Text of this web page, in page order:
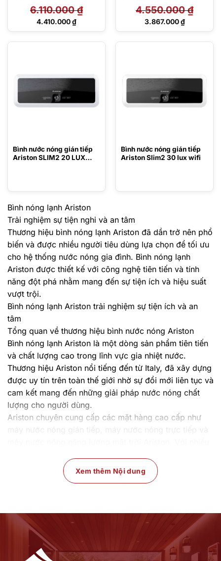
6.110.000₫
Giá
6.110.000 ₫.
4.410.000₫
Giá
4.550.000₫
Giá
4.550.000 ₫.
3.867.000₫
Giá
Bình nước nóng gián tiếp
Ariston SLIM2 20 LUX
Bình nước nóng gián tiếp
Ariston Slim2 30 lux wifi
Bình nóng lạnh Ariston
Trải nghiệm sự tiện nghi và an tâm
Thương hiệu bình nóng lạnh Ariston đã dần trở nên phổ
biến và được nhiều người tiêu dùng lựa chọn để tối ưu
cho hệ thống nước nóng gia đình. Bình nóng lạnh
Ariston được thiết kế với công nghệ tiên tiến và tính
năng đột phá nhằm mang đến sự tiện ích và hiệu suất
vượt trội.
Bình nóng lạnh Ariston trải nghiệm sự tiện ích và an
tâm
Tổng quan về thương hiệu bình nước nóng Ariston
Bình nóng lạnh Ariston là một dòng sản phẩm tiên tiến
và chất lượng cao trong lĩnh vực gia nhiệt nước.
Thương hiệu Ariston nổi tiếng đến từ Italy, đã xây dựng
được uy tín trên toàn thế giới nhờ sự đổi mới liên tục và
cam kết mang đến những giải pháp nước nóng chất
lượng cho người dùng.
Ariston chuyên cung cấp các mặt hàng cao cấp như
tối đa nhu cầu sử dụng của người tiêu dùng, với các
dung tích từ nhỏ tới lớn phù hợp với nhiều nhu cầu sử
dàng lựa chọn những sản phẩm phù hợp với gia đình.
Các sản phẩm bình nóng lạnh Ariston đều được sản
xuất theo tiêu chuẩn công nghệ cao nhất với chứng chỉ
quốc tế ISO 9001.
Xem thêm Nội dung